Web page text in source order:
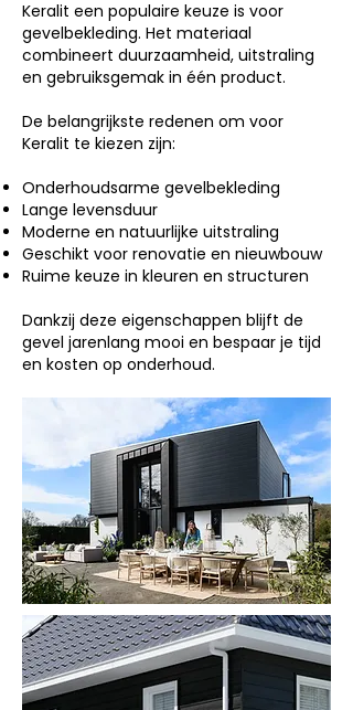
Keralit een populaire keuze is voor
gevelbekleding. Het materiaal
combineert duurzaamheid, uitstraling
en gebruiksgemak in één product.
De belangrijkste redenen om voor
Keralit te kiezen zijn:
Onderhoudsarme gevelbekleding
Lange levensduur
Moderne en natuurlijke uitstraling
Geschikt voor renovatie en nieuwbouw
Ruime keuze in kleuren en structuren
Dankzij deze eigenschappen blijft de
gevel jarenlang mooi en bespaar je tijd
en kosten op onderhoud.